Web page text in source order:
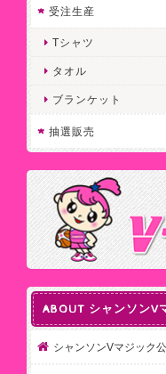
受注生産
Tシャツ
タオル
ブランケット
抽選販売
ABOUT シャンソンV
シャンソンVマジック